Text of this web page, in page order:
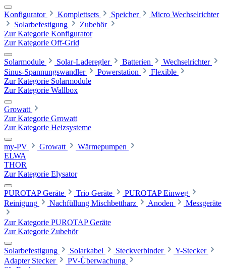
Konfigurator Komplettsets Speicher
Micro Wechselrichter
Solarbefestigung
Zubehör
Zur Kategorie Konfigurator
Zur Kategorie Off-Grid
Solarmodule Solar-Laderegler Batterien
Wechselrichter
Sinus-Spannungswandler
Powerstation
Flexible
Zur Kategorie Solarmodule
Zur Kategorie Wallbox
Growatt
Zur Kategorie Growatt
Zur Kategorie Heizsysteme
my-PV Growatt
Wärmepumpen
ELWA
THOR
Zur Kategorie Elysator
PUROTAP Geräte Trio Geräte
PUROTAP Einweg
Reinigung
Nachfüllung Mischbettharz Anoden Messgeräte
Zur Kategorie PUROTAP Geräte
Zur Kategorie Zubehör
Solarbefestigung Solarkabel Steckverbinder
Y-Stecker
Adapter Stecker
PV-Überwachung